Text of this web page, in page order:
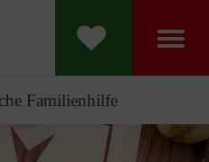
Familienhilfe